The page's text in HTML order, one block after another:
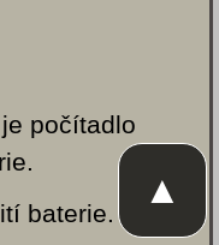
počítadlo
baterie.
▲